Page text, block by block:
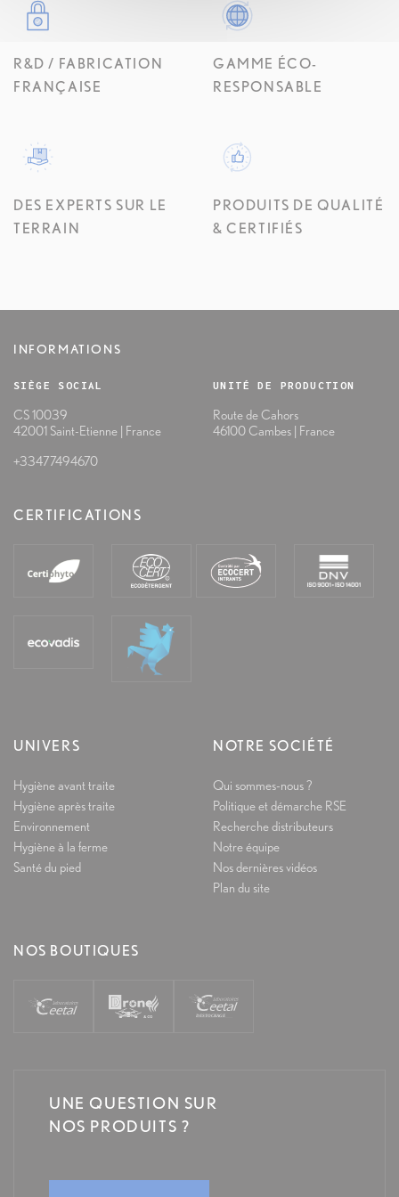
R&D / FABRICATION
FRANÇAISE
GAMME ÉCO-
RESPONSABLE
DES EXPERTS SUR LE
TERRAIN
PRODUITS DE QUALITÉ
& CERTIFIÉS
INFORMATIONS
SIÈGE SOCIAL
CS 10039
42001 Saint-Etienne | France
+33477494670
UNITÉ DE PRODUCTION
Route de Cahors
46100 Cambes | France
CERTIFICATIONS
UNIVERS
Hygiène avant traite
Hygiène après traite
Environnement
Hygiène à la ferme
Santé du pied
NOTRE SOCIÉTÉ
Qui sommes-nous ?
Politique et démarche RSE
Recherche distributeurs
Notre équipe
Nos dernières vidéos
Plan du site
NOS BOUTIQUES
UNE QUESTION SUR
NOS PRODUITS ?